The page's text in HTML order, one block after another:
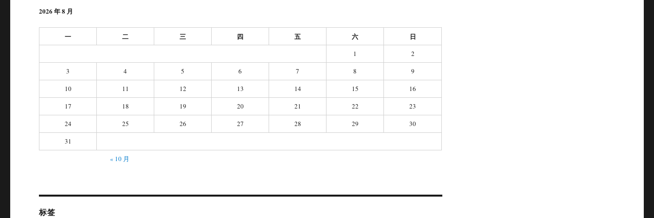
2026 年 8 月
一 二 三 四 五 六 日
1
2
3
4 5 6 7 8
9
10
11 12 13 14 15
16
17
18 19 20 21 22
23
24
25 26 27 28 29
30
31
« 10 月
标签